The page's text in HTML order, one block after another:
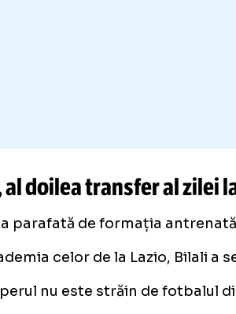
doilea transfer al zilei
parafată de formația
celor de la Lazio, Bilali a
nu este străin de fotbalul